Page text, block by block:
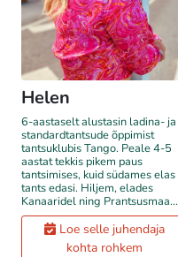
Helen
6-aastaselt alustasin ladina- ja
standardtantsude õppimist
tantsuklubis Tango. Peale 4-5
aastat tekkis pikem paus
tantsimises, kuid südames elas
tants edasi. Hiljem, elades
Kanaaridel ning Prantsusmaa...
Loe selle juhendaja
kohta rohkem